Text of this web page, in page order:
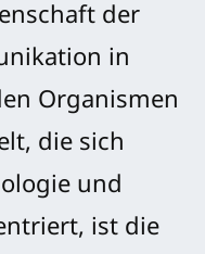
der
in
Organismen
die sich
und
ist die